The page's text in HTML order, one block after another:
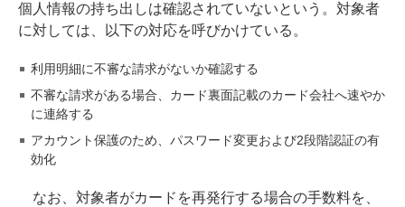
個人情報の持ち出しは確認されていないという。対象者
に対しては、以下の対応を呼びかけている。
利用明細に不審な請求がないか確認する
不審な請求がある場合、カード裏面記載のカード会社へ速やか
に連絡する
アカウント保護のため、パスワード変更および2段階認証の有
効化
なお、対象者がカードを再発行する場合の手数料を、